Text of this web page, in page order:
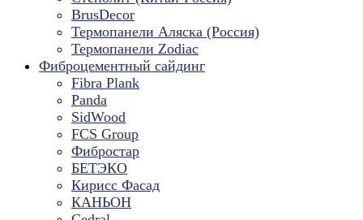
BrusDecor
Термопанели Аляска (Россия)
Термопанели Zodiac
Фиброцементный сайдинг
Fibra Plank
Panda
SidWood
FCS Group
Фибростар
БЕТЭКО
Кирисс Фасад
КАНЬОН